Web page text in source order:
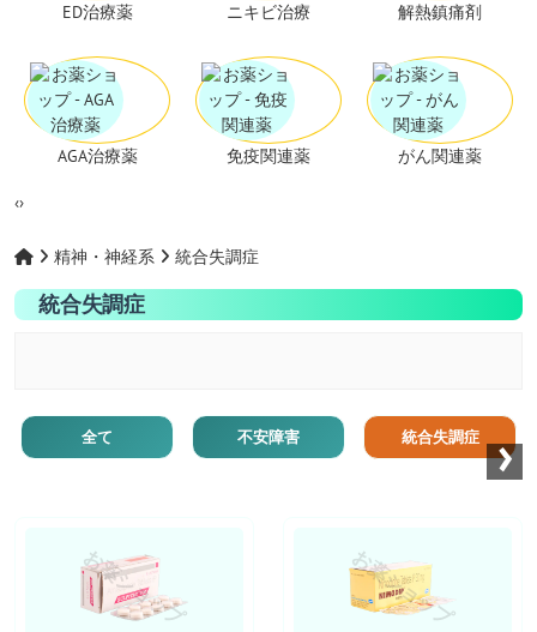
ED治療薬
AGA治療薬
ニキビ治療
免疫関連薬
解熱鎮痛剤
がん関連薬
‹›
精神・神経系 統合失調症
統合失調症
全て 不安障害 統合失調症 ›
お薬ショップ お薬ショップ